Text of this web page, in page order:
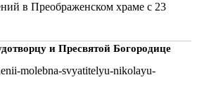
в Преображенском храме с 23
и Пресвятой Богородице